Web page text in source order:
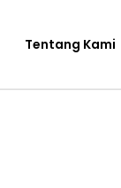
Tentang Kami